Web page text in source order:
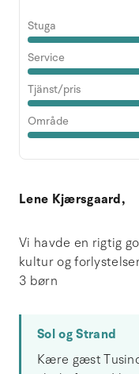
Stuga
Service
Tjänst/pris
Område
Lene Kjærsgaard,
Vi havde en rigtig
kultur og
3 børn
Sol og Strand
Kære gæst